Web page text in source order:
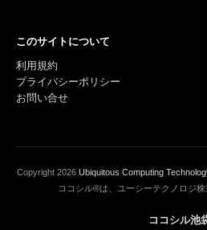
このサイトについて
利用規約
プライバシーポリシー
お問い合せ
Copyright 2026 Ubiquitous Computing
ココシル®は、ユーシーテクノロジ株
ココシル池